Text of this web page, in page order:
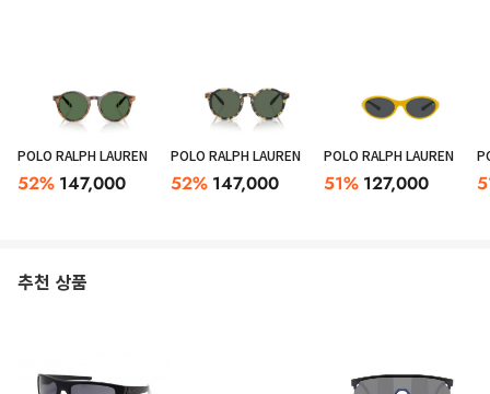
POLO RALPH LAUREN
52% 147,000
POLO RALPH LAUREN
52% 147,000
POLO RALPH LAUREN
51% 127,000
추천 상품